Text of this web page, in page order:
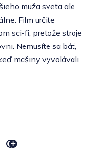
muža sveta ale
Film určite
sci-fi, pretože stroje
Nemusíte sa báť,
mašiny vyvolávali